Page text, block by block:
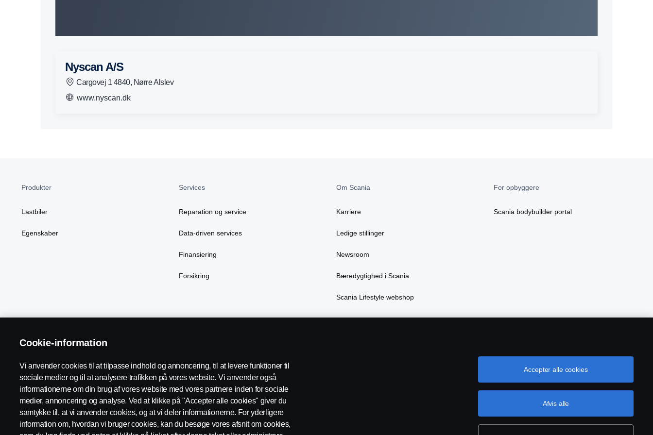
Nyscan A/S
Cargovej 1 4840, Nørre Alslev
www.nyscan.dk
Produkter
Lastbiler
Egenskaber
Services
Reparation og service
Data-driven services
Finansiering
Forsikring
Om Scania
Karriere
Ledige stillinger
Newsroom
Bæredygtighed i Scania
Scania Lifestyle webshop
For opbyggere
Scania bodybuilder portal
Scania in Your Region: Danmark
Supplier Code of Conduct Juridiske oplysninger Persondatapolitik Cookies Cookie-indstillinger
Cookie-information
Vi anvender cookies til at tilpasse indhold og annoncering, til at levere funktioner til
sociale medier og til at analysere trafikken på vores website. Vi anvender også
informationerne om din brug af vores website med vores partnere inden for sociale
medier, annoncering og analyse. Ved at klikke på "Accepter alle cookies" giver du
samtykke til, at vi anvender cookies, og at vi deler informationerne. For yderligere
information om, hvordan vi bruger cookies, kan du besøge vores afsnit om cookies,
Afvis alle
Accepter alle cookies